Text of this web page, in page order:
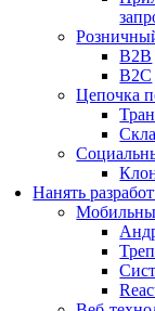
В2В
В2С
Цепочка
Нанять